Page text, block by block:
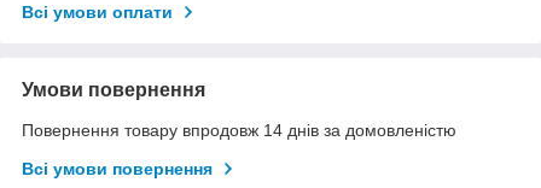
Всі умови оплати
Умови повернення
Повернення товару впродовж 14 днів за домовленістю
Всі умови повернення